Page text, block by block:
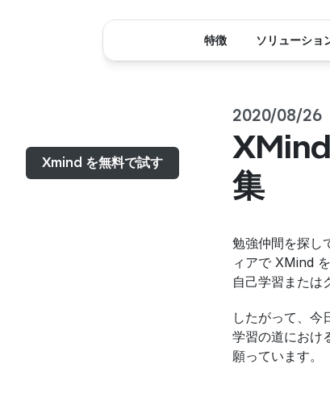
Xmind を無料で試す
2020/08/26
集
勉強仲間を探し
ィアで XMind
自己学習または
したがって、
学習の道におけ
願っています。
特徴 ソリューショ